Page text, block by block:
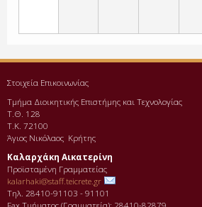
Στοιχεία Επικοινωνίας
Τμήμα Διοικητικής Επιστήμης και Τεχνολογίας
Τ.Θ. 128
Τ.Κ. 72100
Άγιος Νικόλαος Κρήτης
Καλαρχάκη Αικατερίνη
Προϊσταμένη Γραμματείας
kalarhaki@staff.teicrete.gr
Τηλ. 28410-91103 - 91101